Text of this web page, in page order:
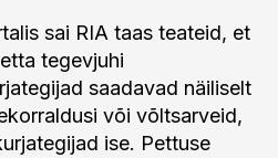
sai RIA taas teateid, et
tegevjuhi
saadavad näiliselt
või võltsarveid,
ise. Pettuse